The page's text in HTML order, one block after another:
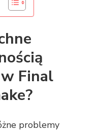
Final
problemy